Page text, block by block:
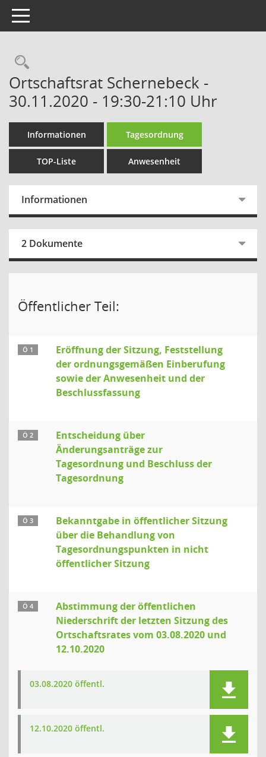
Toggle navigation
Rechercheauswahl
Ortschaftsrat Schernebeck -
30.11.2020 - 19:30-21:10 Uhr
Informationen Tagesordnung
TOP-Liste Anwesenheit
Informationen
2 Dokumente
Öffentlicher Teil:
Ö 1
Eröffnung der Sitzung, Feststellung
der ordnungsgemäßen Einberufung
sowie der Anwesenheit und der
Beschlussfassung
Ö 2
Entscheidung über
Änderungsanträge zur
Tagesordnung und Beschluss der
Tagesordnung
Ö 3
Bekanntgabe in öffentlicher Sitzung
über die Behandlung von
Tagesordnungspunkten in nicht
öffentlicher Sitzung
Ö 4
Abstimmung der öffentlichen
Niederschrift der letzten Sitzung des
Ortschaftsrates vom 03.08.2020 und
12.10.2020
03.08.2020 öffentl.
12.10.2020 öffentl.